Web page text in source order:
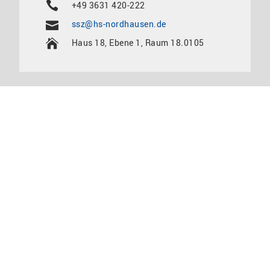
+49 3631 420-222
ssz@hs-nordhausen.de
Haus 18, Ebene 1, Raum 18.0105